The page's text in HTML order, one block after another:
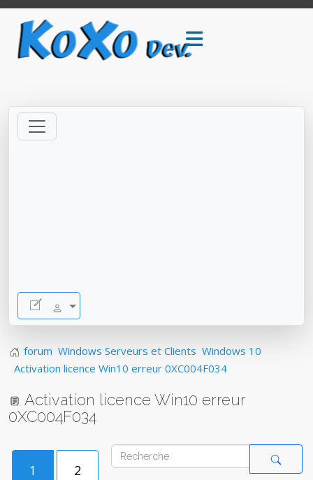
forum Windows Serveurs et Clients Windows 10
Activation licence Win10 erreur 0XC004F034
Activation licence Win10 erreur
0XC004F034
1 2